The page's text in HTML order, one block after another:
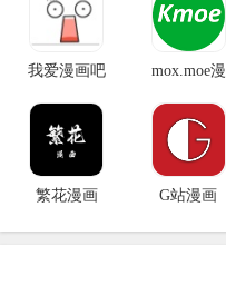
我爱漫画吧 mox.moe漫
繁花漫画 G站漫画